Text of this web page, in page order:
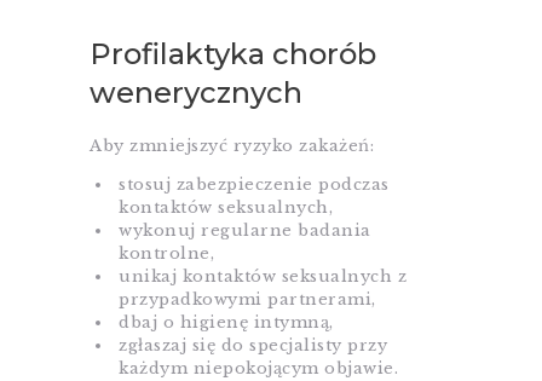
Profilaktyka chorób
wenerycznych
Aby zmniejszyć ryzyko zakażeń:
stosuj zabezpieczenie podczas
kontaktów seksualnych,
wykonuj regularne badania
kontrolne,
unikaj kontaktów seksualnych z
przypadkowymi partnerami,
dbaj o higienę intymną,
zgłaszaj się do specjalisty przy
każdym niepokojącym objawie.